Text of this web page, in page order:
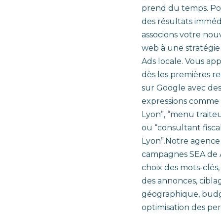
prend du temps.
des résultats
associons votre
web à une
Ads locale. Vous
dès les premières
sur Google avec des
expressions comme
Lyon”, “menu
ou “consultant
Lyon”.Notre
campagnes SEA de
choix des mots-
des annonces,
géographique,
optimisation des